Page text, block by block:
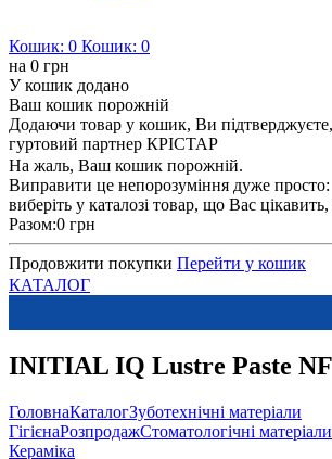
Кошик: 0 Кошик: 0
на 0 грн
У кошик додано
Ваш кошик порожній
Додаючи товар у кошик, Ви підтверджуєте,
гуртовий партнер КРІСТАР
На жаль, Ваш кошик порожній.
Виправити це непорозуміння дуже просто:
виберіть у каталозі товар, що Вас
Разом:0 грн
Продовжити покупки Перейти у кошик
КАТАЛОГ
INITIAL IQ Lustre Paste
ГоловнаКаталогЗуботехнічні матеріали
ГігієнаРозпродажСтоматологічні матеріали
Кераміка